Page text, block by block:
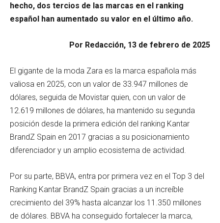
hecho, dos tercios de las marcas en el ranking
español han aumentado su valor en el último año.
Por Redacción, 13 de febrero de 2025
El gigante de la moda Zara es la marca española más
valiosa en 2025, con un valor de 33.947 millones de
dólares, seguida de Movistar quien, con un valor de
12.619 millones de dólares, ha mantenido su segunda
posición desde la primera edición del ranking Kantar
BrandZ Spain en 2017 gracias a su posicionamiento
diferenciador y un amplio ecosistema de actividad.
Por su parte, BBVA, entra por primera vez en el Top 3 del
Ranking Kantar BrandZ Spain gracias a un increíble
crecimiento del 39% hasta alcanzar los 11.350 millones
de dólares. BBVA ha conseguido fortalecer la marca,